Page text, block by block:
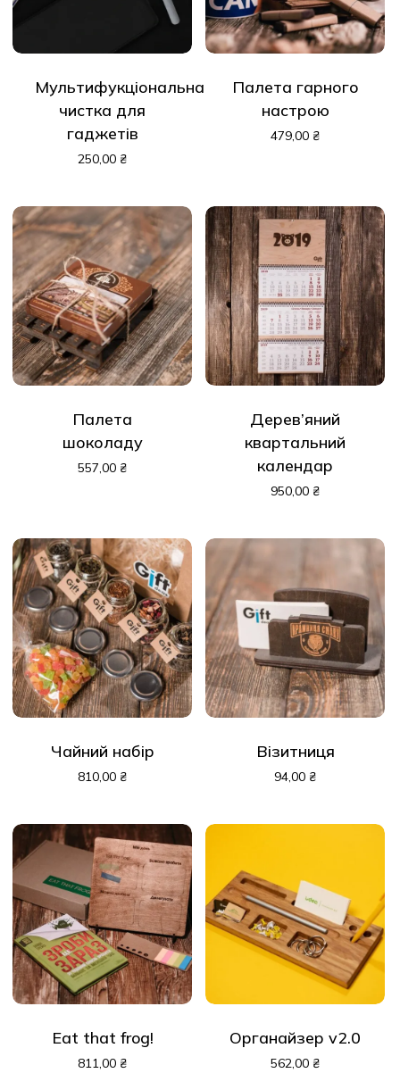
Мультифукціональна
чистка для
гаджетів
250,00 ₴
Палета гарного
настрою
479,00 ₴
Палета
шоколаду
557,00 ₴
Дерев’яний
квартальний
календар
950,00 ₴
Чайний набір
810,00 ₴
Візитниця
94,00 ₴
Eat that frog!
811,00 ₴
Органайзер v2.0
562,00 ₴